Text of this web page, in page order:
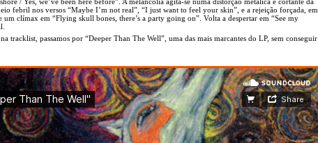
febril nos versos “Maybe I’m not real”, “I just want to feel your skin”, e a rejeição forçada, em
clímax em “Flying skull bones, there’s a party going on”. Volta a despertar em “See my
tracklist, passamos por “Deeper Than The Well”, uma das mais marcantes do LP, sem conseguir